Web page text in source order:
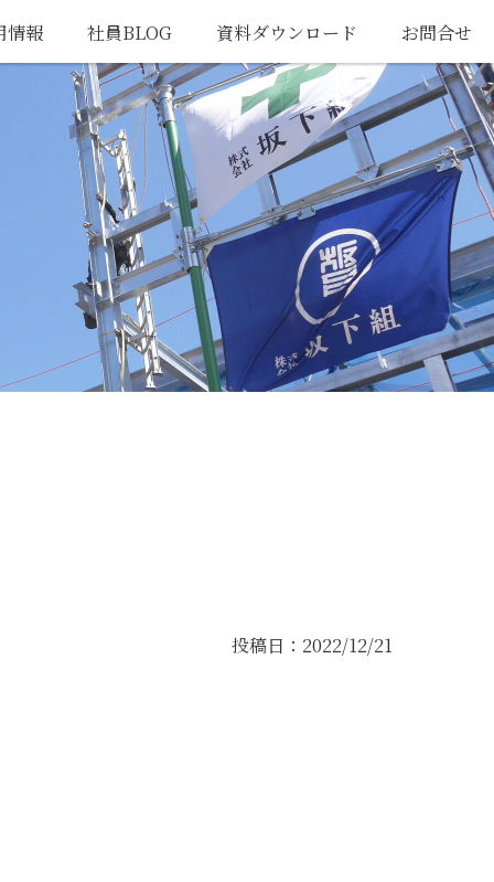
情報 社員BLOG 資料ダウンロード お問合せ
投稿日：2022/12/21